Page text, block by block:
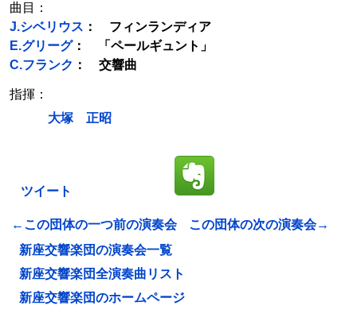
曲目：
J.シベリウス ： フィンランディア
E.グリーグ： 「ペールギュント」
C.フランク ： 交響曲
指揮：
大塚 正昭
ツイート
←この団体の一つ前の演奏会
この団体の次の演奏会→
新座交響楽団の演奏会一覧
新座交響楽団全演奏曲リスト
新座交響楽団のホームページ